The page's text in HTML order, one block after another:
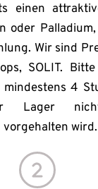
einen
oder
Wir sind
SOLIT.
4
Lager
wird.